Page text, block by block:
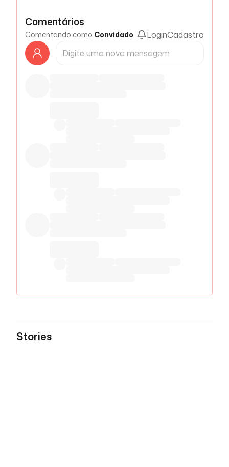
Comentários
Comentando como Convidado LoginCadastro
Stories